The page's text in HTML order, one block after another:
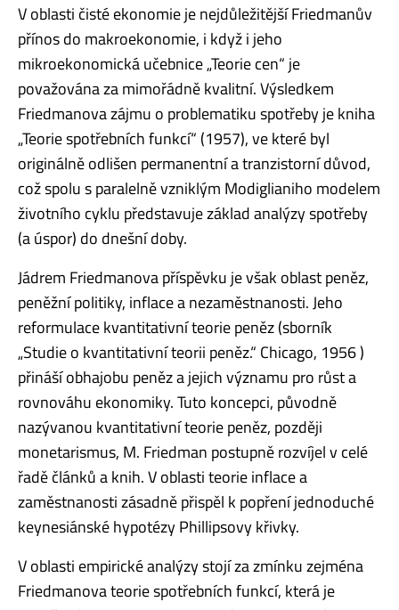
V oblasti čisté ekonomie je nejdůležitější Friedmanův
přínos do makroekonomie, i když i jeho
mikroekonomická učebnice „Teorie cen“ je
považována za mimořádně kvalitní. Výsledkem
Friedmanova zájmu o problematiku spotřeby je kniha
„Teorie spotřebních funkcí“ (1957), ve které byl
originálně odlišen permanentní a tranzistorní důvod,
což spolu s paralelně vzniklým Modiglianiho modelem
životního cyklu představuje základ analýzy spotřeby
(a úspor) do dnešní doby.
Jádrem Friedmanova příspěvku je však oblast peněz,
peněžní politiky, inflace a nezaměstnanosti. Jeho
reformulace kvantitativní teorie peněz (sborník
„Studie o kvantitativní teorii peněz.“ Chicago, 1956 )
přináší obhajobu peněz a jejich významu pro růst a
rovnováhu ekonomiky. Tuto koncepci, původně
nazývanou kvantitativní teorie peněz, později
monetarismus, M. Friedman postupně rozvíjel v celé
řadě článků a knih. V oblasti teorie inflace a
zaměstnanosti zásadně přispěl k popření jednoduché
keynesiánské hypotézy Phillipsovy křivky.
V oblasti empirické analýzy stojí za zmínku zejména
Friedmanova teorie spotřebních funkcí, která je